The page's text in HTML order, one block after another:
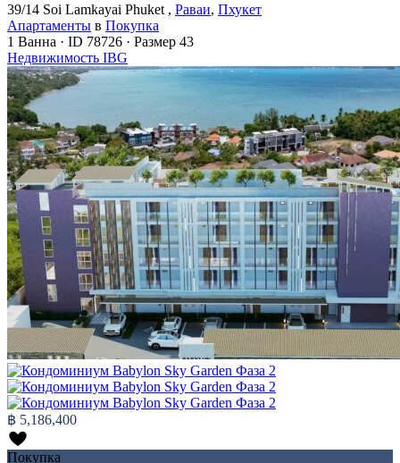
39/14 Soi Lamkayai Phuket , Раваи, Пхукет
Апартаменты в Покупка
1 Ванна · ID 78726 · Размер 43
Недвижимость IBG
฿ 5,186,400
Покупка